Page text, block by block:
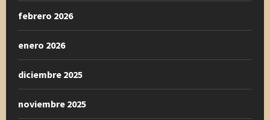
febrero 2026
enero 2026
diciembre 2025
noviembre 2025